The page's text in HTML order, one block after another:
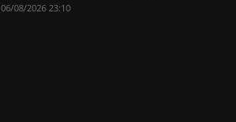
06/08/2026 23:10